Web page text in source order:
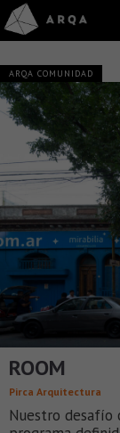
ARQA COMUNIDAD
ROOM
Pirca Arquitectura
Nuestro desafío